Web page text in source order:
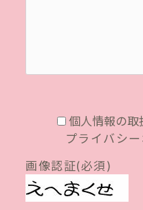
個人情報の取
プライバシ
画像認証(必須)